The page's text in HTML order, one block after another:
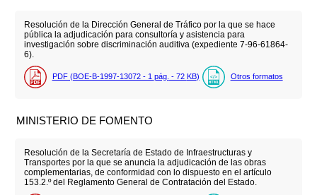
Resolución de la Dirección General de Tráfico por la que se hace
pública la adjudicación para consultoría y asistencia para
investigación sobre discriminación auditiva (expediente 7-96-61864-
6).
PDF (BOE-B-1997-13072 - 1 pág. - 72 KB) Otros formatos
MINISTERIO DE FOMENTO
Resolución de la Secretaría de Estado de Infraestructuras y
Transportes por la que se anuncia la adjudicación de las obras
complementarias, de conformidad con lo dispuesto en el artículo
153.2.º del Reglamento General de Contratación del Estado.